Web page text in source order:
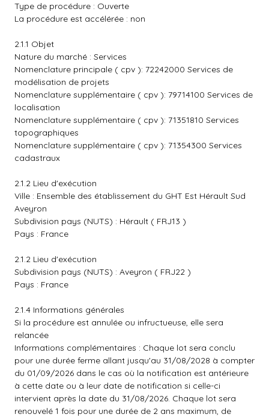
Type de procédure : Ouverte
La procédure est accélérée : non
2.1.1 Objet
Nature du marché : Services
Nomenclature principale ( cpv ): 72242000 Services de
modélisation de projets
Nomenclature supplémentaire ( cpv ): 79714100 Services de
localisation
Nomenclature supplémentaire ( cpv ): 71351810 Services
topographiques
Nomenclature supplémentaire ( cpv ): 71354300 Services
cadastraux
2.1.2 Lieu d'exécution
Ville : Ensemble des établissement du GHT Est Hérault Sud
Aveyron
Subdivision pays (NUTS) : Hérault ( FRJ13 )
Pays : France
2.1.2 Lieu d'exécution
Subdivision pays (NUTS) : Aveyron ( FRJ22 )
Pays : France
2.1.4 Informations générales
Si la procédure est annulée ou infructueuse, elle sera
relancée
Informations complémentaires : Chaque lot sera conclu
pour une durée ferme allant jusqu'au 31/08/2028 à compter
du 01/09/2026 dans le cas où la notification est antérieure
à cette date ou à leur date de notification si celle-ci
intervient après la date du 31/08/2026. Chaque lot sera
renouvelé 1 fois pour une durée de 2 ans maximum, de